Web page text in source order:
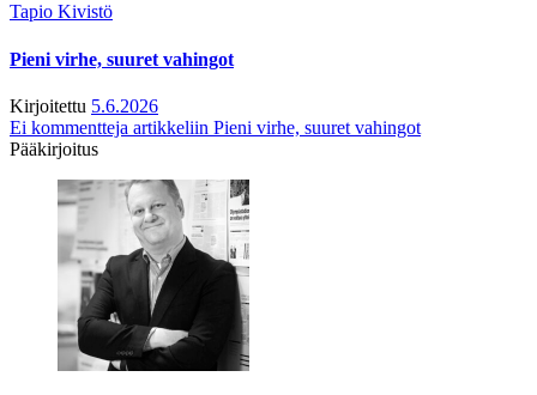
Tapio Kivistö
Pieni virhe, suuret vahingot
Kirjoitettu 5.6.2026
Ei kommentteja artikkeliin Pieni virhe, suuret vahingot
Pääkirjoitus